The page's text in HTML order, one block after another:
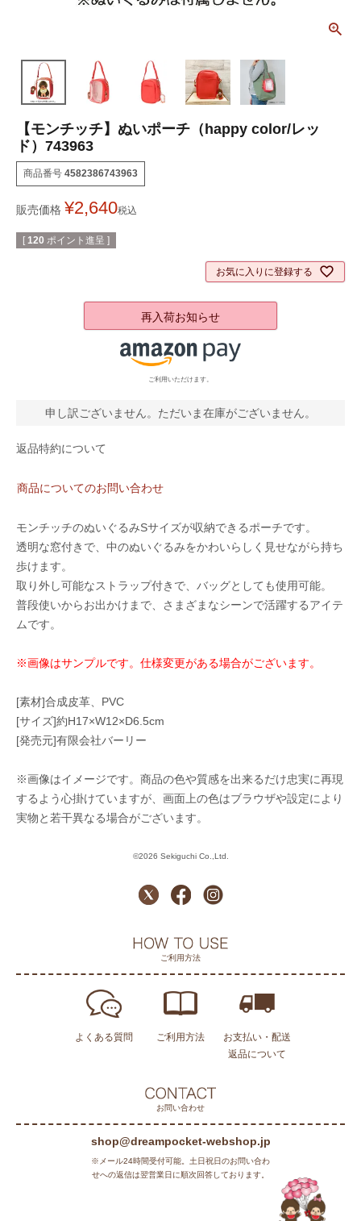
【モンチッチ】ぬいポーチ（happy color/レッ
ド）743963
商品番号 4582386743963
販売価格 ¥2,640税込
[ 120 ポイント進呈 ]
お気に入りに登録する
再入荷お知らせ
ご利用いただけます。
申し訳ございません。ただいま在庫がございません。
返品特約について
商品についてのお問い合わせ
モンチッチのぬいぐるみSサイズが収納できるポーチです。
透明な窓付きで、中のぬいぐるみをかわいらしく見せながら持ち
歩けます。
取り外し可能なストラップ付きで、バッグとしても使用可能。
普段使いからお出かけまで、さまざまなシーンで活躍するアイテ
ムです。
※画像はサンプルです。仕様変更がある場合がございます。
[素材]合成皮革、PVC
[サイズ]約H17×W12×D6.5cm
[発売元]有限会社バーリー
※画像はイメージです。商品の色や質感を出来るだけ忠実に再現
するよう心掛けていますが、画面上の色はブラウザや設定により
実物と若干異なる場合がございます。
©2026 Sekiguchi Co.,Ltd.
お問い合わせ
shop@dreampocket-webshop.jp
※メール24時間受付可能。土日祝日のお問い合わ
せへの返信は翌営業日に順次回答しております。
ご利用方法
よくある質問 ご利用方法
お支払い・配送
返品について